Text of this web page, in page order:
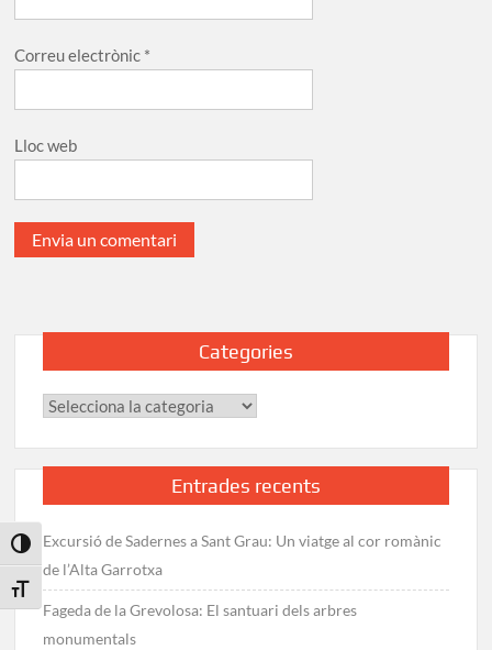
Toggle High Contrast
Toggle Font size
Correu electrònic *
Lloc web
Categories
Categories
Entrades recents
Excursió de Sadernes a Sant Grau: Un viatge al cor romànic
de l’Alta Garrotxa
Fageda de la Grevolosa: El santuari dels arbres
monumentals